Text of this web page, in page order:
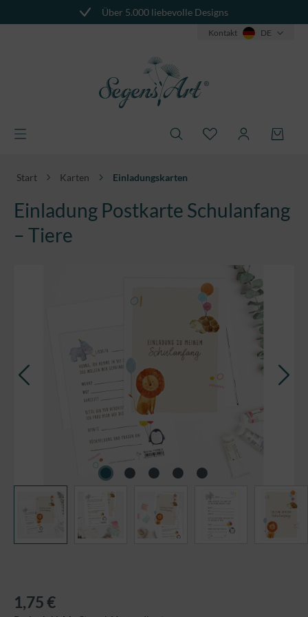
Über 5.000 liebevolle Designs
Kontakt DE
Start Karten Einladungskarten
Einladung Postkarte Schulanfang
– Tiere
1,75 €